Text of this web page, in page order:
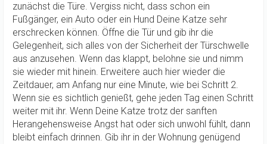
zunächst die Türe. Vergiss nicht, dass schon ein
Fußgänger, ein Auto oder ein Hund Deine Katze sehr
erschrecken können. Öffne die Tür und gib ihr die
Gelegenheit, sich alles von der Sicherheit der Türschwelle
aus anzusehen. Wenn das klappt, belohne sie und nimm
sie wieder mit hinein. Erweitere auch hier wieder die
Zeitdauer, am Anfang nur eine Minute, wie bei Schritt 2.
Wenn sie es sichtlich genießt, gehe jeden Tag einen Schritt
weiter mit ihr. Wenn Deine Katze trotz der sanften
Herangehensweise Angst hat oder sich unwohl fühlt, dann
bleibt einfach drinnen. Gib ihr in der Wohnung genügend